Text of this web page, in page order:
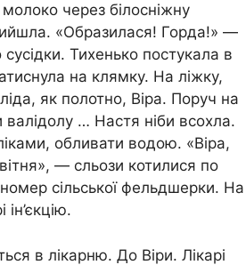
через білосніжну
«Образилася! Горда!» —
Тихенько постукала в
на клямку. На ліжку,
як полотно, Віра. Поруч на
… Настя ніби всохла.
обливати водою. «Віра,
— сльози котилися по
сільської фельдшерки. На
в лікарню. До Віри. Лікарі